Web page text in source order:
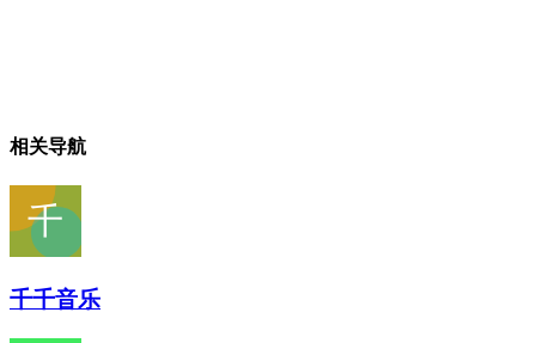
相关导航
千千音乐